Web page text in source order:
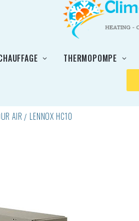
THERMOPOMPE
AIR LENNOX HC10